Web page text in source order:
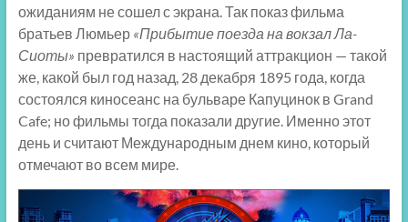
ожиданиям не сошел с экрана. Так показ фильма
братьев Люмьер «Прибытие поезда на вокзал Ла-
Сиоты» превратился в настоящий аттракцион — такой
же, какой был год назад, 28 декабря 1895 года, когда
состоялся киносеанс на бульваре Капуцинок в Grand
Cafe; но фильмы тогда показали другие. Именно этот
день и считают Международным днем кино, который
отмечают во всем мире.